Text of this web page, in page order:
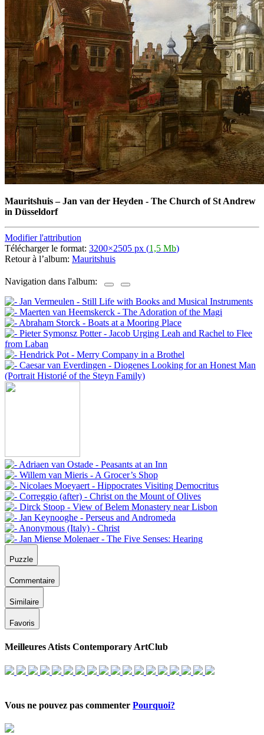
Mauritshuis–Jan van der Heyden - The Church of St Andrew
in Düsseldorf
Modifier l'attribution
Télécharger le format: 3200×2505 px (1,5 Mb)
Retour à l’album: Mauritshuis
Navigation dans l'album:
Puzzle
Commentaire
Similaire
Favoris
Meilleures Atists Contemporary ArtClub
Vous ne pouvez pas commenter Pourquoi?